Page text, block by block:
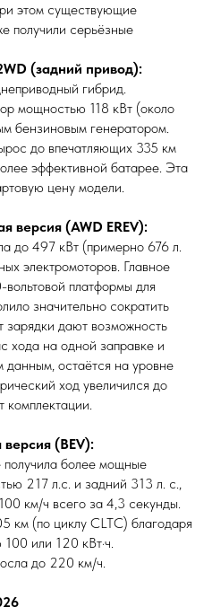
этом существующие
получили серьёзные
(задний привод):
гибрид.
мощностью 118 кВт (около
бензиновым генератором.
до впечатляющих 335 км
эффективной батарее. Эта
цену модели.
версия (AWD EREV):
до 497 кВт (примерно 676 л.
электромоторов. Главное
платформы для
значительно сократить
зарядки дают возможность
хода на одной заправке и
данным, остаётся на уровне
ход увеличился до
комплектации.
(BEV):
получила более мощные
217 л.с. и задний 313 л. с.,
км/ч всего за 4,3 секунды.
км (по циклу CLTC) благодаря
или 120 кВт·ч.
до 220 км/ч.